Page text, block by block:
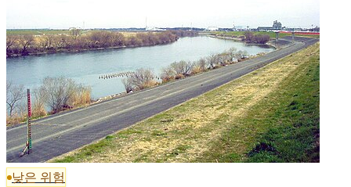
낮은 위험